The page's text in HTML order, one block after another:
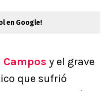
en Google!
y el grave
que sufrió